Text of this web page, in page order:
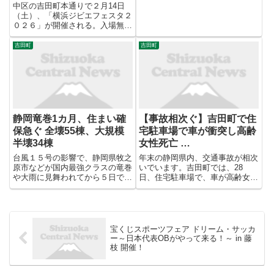
中区の吉田町本通りで２月14日
（土）、「横浜ジビエフェスタ２
０２６」が開催される。入場無
料。 県内産ジビエの普及と流通
促進を目的に実施。日頃からジビ
エを扱う飲食店約25店が趣向を
凝らした料理を提供するほか、後
援の神奈川猟友会と交流ができる
吉田町
静岡竜巻1カ月、住まい確
保急ぐ 全壊55棟、大規模
半壊34棟
台風１５号の影響で、静岡県牧之
原市などが国内最強クラスの竜巻
や大雨に見舞われてから５日で１
カ月。同市では住宅の被害認定調
ており、県は仮設住宅の用意を
...
吉田町
【事故相次ぐ】吉田町で住
宅駐車場で車が衝突し高齢
女性死亡 …
年末の静岡県内、交通事故が相次
いでいます。吉田町では、28
日、住宅駐車場で、車が高齢女性
と衝突する事故があり、高齢女性
バイクの71歳の男性が重傷で
す。
宝くじスポーツフェア ドリーム・サッカ
ー～日本代表OBがやって来る！～ in 藤
枝 開催！